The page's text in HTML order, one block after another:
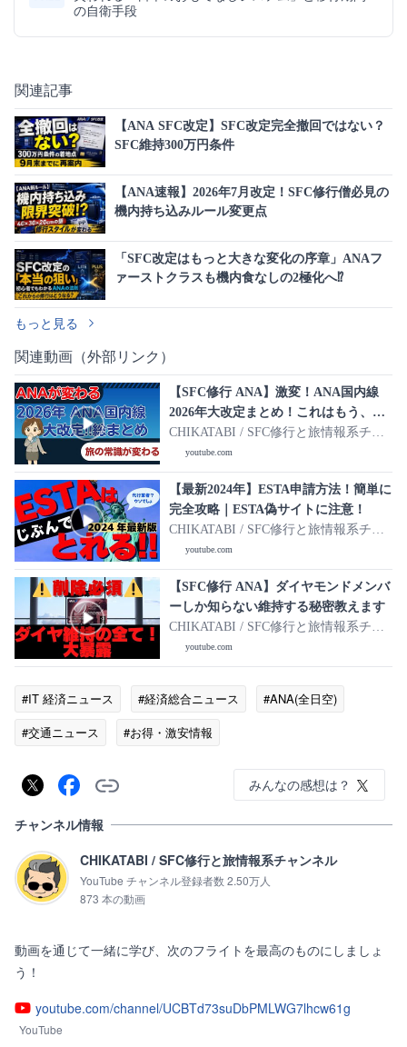
の自衛手段
関連記事
【ANA SFC改定】SFC改定完全撤回ではない？
SFC維持300万円条件
【ANA速報】2026年7月改定！SFC修行僧必見の
機内持ち込みルール変更点
「SFC改定はもっと大きな変化の序章」ANAフ
ァーストクラスも機内食なしの2極化へ⁉︎
もっと見る
関連動画（外部リンク）
【SFC修行 ANA】激変！ANA国内線
2026年大改定まとめ！これはもう、旅
の常識が変わるレベルです
CHIKATABI / SFC修行と旅情報系チャ
ンネル
youtube.com
【最新2024年】ESTA申請方法！簡単に
完全攻略｜ESTA偽サイトに注意！
CHIKATABI / SFC修行と旅情報系チャ
ンネル
youtube.com
【SFC修行 ANA】ダイヤモンドメンバ
ーしか知らない維持する秘密教えます
CHIKATABI / SFC修行と旅情報系チャ
ンネル
youtube.com
#IT 経済ニュース #経済総合ニュース
#ANA(全日空)
#交通ニュース
#お得・激安情報
みんなの感想は？
チャンネル情報
CHIKATABI / SFC修行と旅情報系チャンネル
YouTube チャンネル登録者数 2.50万人
873 本の動画
動画を通じて一緒に学び、次のフライトを最高のものにしましょ
youtube.com/channel/UCBTd73suDbPMLWG7lhcw61g
YouTube